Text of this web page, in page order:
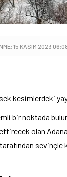
15 KASIM 2023
kesimlerdeki
bir noktada
olan
tarafından